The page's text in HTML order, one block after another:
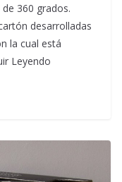
360 grados.
desarrolladas
la cual está
Leyendo